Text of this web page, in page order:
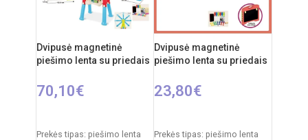
Dvipusė magnetinė
piešimo lenta su priedais
70,10€
Prekės tipas: piešimo lenta
Dvipusė magnetinė
piešimo lenta su priedais
23,80€
Prekės tipas: piešimo lenta